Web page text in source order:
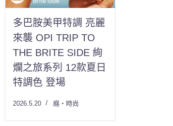
多巴胺美甲特調 亮麗
來襲 OPI TRIP TO
THE BRITE SIDE 絢
爛之旅系列 12款夏日
特調色 登場
2026.5.20 癮・時尚